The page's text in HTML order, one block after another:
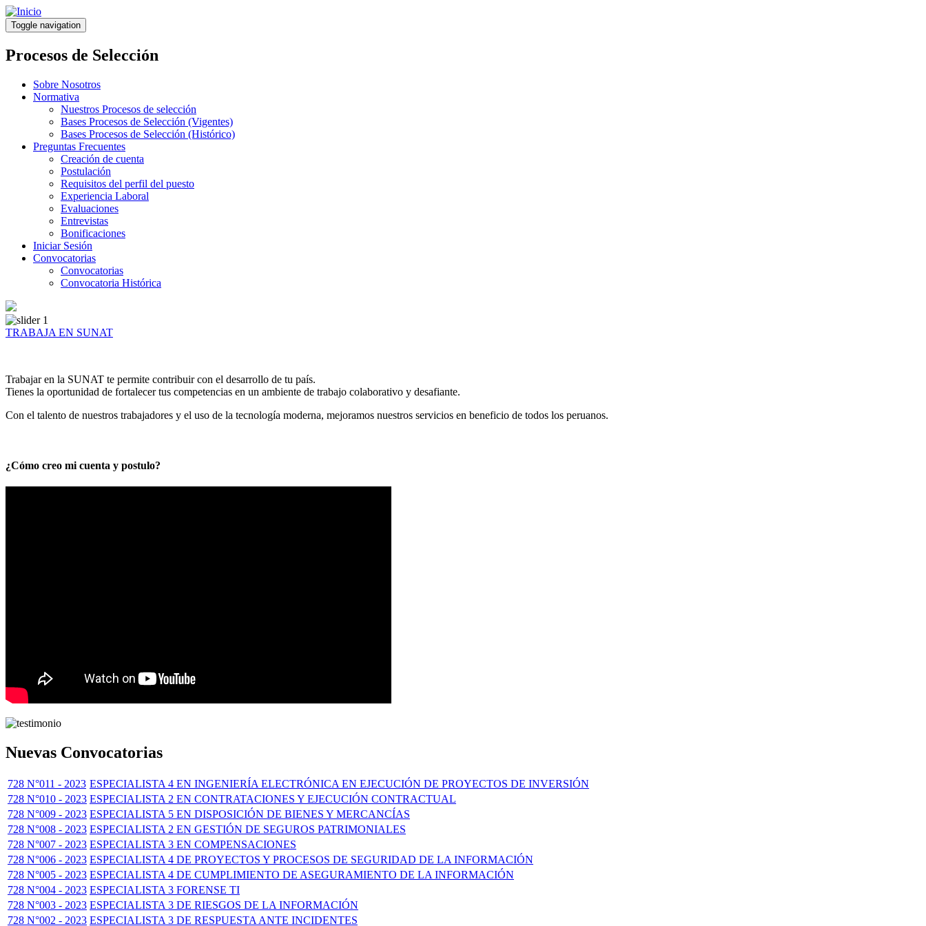
Pasar
al
contenido
principal
Toggle navigation
Procesos de Selección
Sobre Nosotros
Normativa
Nuestros Procesos de selección
Bases Procesos de Selección (Vigentes)
Bases Procesos de Selección (Histórico)
Preguntas Frecuentes
Creación de cuenta
Postulación
Requisitos del perfil del puesto
Experiencia Laboral
Evaluaciones
Entrevistas
Bonificaciones
Iniciar Sesión
Convocatorias
Convocatorias
Convocatoria Histórica
TRABAJA EN SUNAT
Trabajar en la SUNAT te permite contribuir con el desarrollo de tu país.
Tienes la oportunidad de fortalecer tus competencias en un ambiente de trabajo colaborativo y desafiante.
Con el talento de nuestros trabajadores y el uso de la tecnología moderna, mejoramos nuestros servicios en beneficio de todos los peruanos.
¿Cómo creo mi cuenta y postulo?
Nuevas Convocatorias
728 N°011 - 2023 ESPECIALISTA 4 EN INGENIERÍA ELECTRÓNICA EN EJECUCIÓN DE PROYECTOS DE INVERSIÓN
728 N°010 - 2023 ESPECIALISTA 2 EN CONTRATACIONES Y EJECUCIÓN CONTRACTUAL
728 N°009 - 2023 ESPECIALISTA 5 EN DISPOSICIÓN DE BIENES Y MERCANCÍAS
728 N°008 - 2023 ESPECIALISTA 2 EN GESTIÓN DE SEGUROS PATRIMONIALES
728 N°007 - 2023 ESPECIALISTA 3 EN COMPENSACIONES
728 N°006 - 2023 ESPECIALISTA 4 DE PROYECTOS Y PROCESOS DE SEGURIDAD DE LA INFORMACIÓN
728 N°005 - 2023 ESPECIALISTA 4 DE CUMPLIMIENTO DE ASEGURAMIENTO DE LA INFORMACIÓN
728 N°004 - 2023 ESPECIALISTA 3 FORENSE TI
728 N°003 - 2023 ESPECIALISTA 3 DE RIESGOS DE LA INFORMACIÓN
728 N°002 - 2023 ESPECIALISTA 3 DE RESPUESTA ANTE INCIDENTES